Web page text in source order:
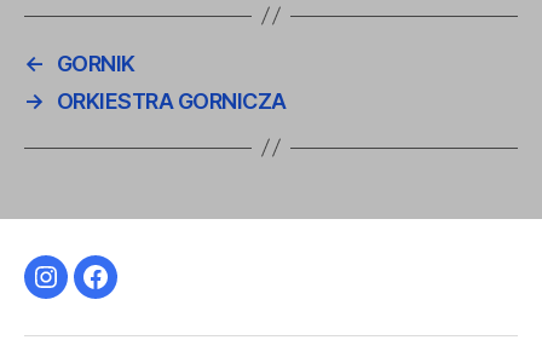
←
GORNIK
→
ORKIESTRA GORNICZA
InstagramFacebook